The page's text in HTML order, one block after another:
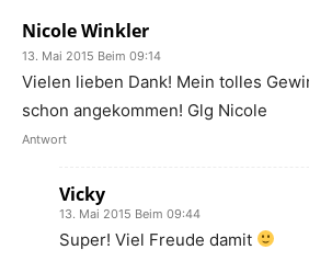
Nicole Winkler
13. Mai 2015 Beim 09:14
Vielen lieben Dank! Mein tolles
schon angekommen! Glg Nicole
Antwort
Vicky
13. Mai 2015 Beim 09:44
Super! Viel Freude damit